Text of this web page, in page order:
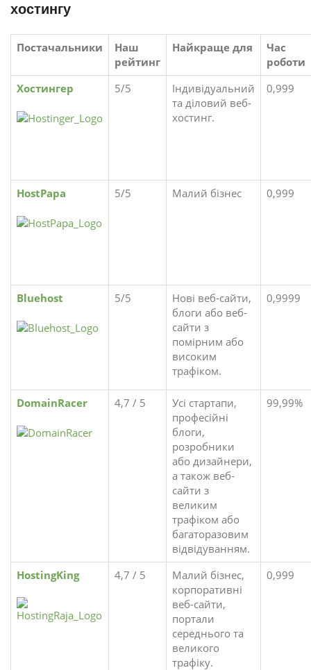
хостингу
Постачальники
Наш
рейтинг
Найкраще для
Час
роботи
Хостингер
5/5
Індивідуальний
та діловий веб-
хостинг.
0,999
HostPapa 5/5 Малий бізнес 0,999
Bluehost 5/5
Нові веб-сайти,
блоги або веб-
сайти з
помірним або
високим
трафіком.
0,9999
DomainRacer 4,7 / 5
Усі стартапи,
професійні
блоги,
розробники
або дизайнери,
а також веб-
сайти з
великим
трафіком або
багаторазовим
відвідуванням.
99,99%
HostingKing 4,7 / 5
Малий бізнес,
корпоративні
веб-сайти,
портали
середнього та
великого
трафіку.
0,999